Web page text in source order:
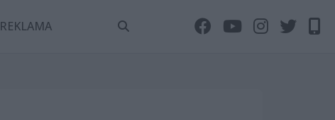
REKLAMA